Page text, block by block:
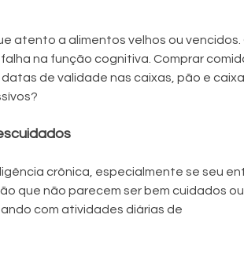
atento a alimentos velhos ou vencidos.
na função cognitiva. Comprar
de validade nas caixas, pão e
crônica, especialmente se seu
que não parecem ser bem cuidados ou
com atividades diárias de